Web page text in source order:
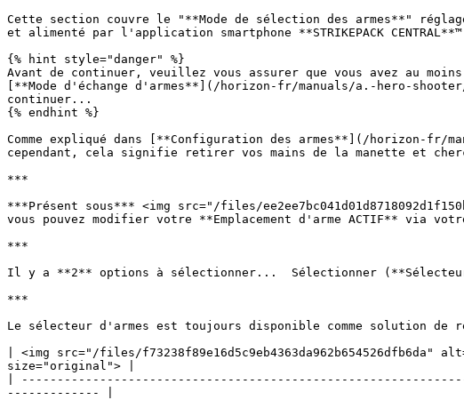
Cette section couvre le "**Mode de sélection des armes**" réglage,
et alimenté par l'application smartphone **STRIKEPACK
{% hint style="danger" %}
Avant de continuer, veuillez vous assurer que vous avez au
[**Mode d'échange d'armes**](/horizon-fr/manuals/a.-hero-
continuer...
{% endhint %}
Comme expliqué dans [**Configuration des armes**](/horizon-fr/
cependant, cela signifie retirer vos mains de la manette et
***
***Présent sous*** <img src="/files/
vous pouvez modifier votre **Emplacement d'arme ACTIF** via
***
Il y a **2** options à sélectionner...  Sélectionner
***
Le sélecteur d'armes est toujours disponible comme solution
| <img src="/files/
size="original"> |
|
------------- |